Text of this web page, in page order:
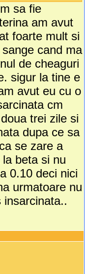
sa fie
am avut
foarte mult si
cand ma
de cheaguri
sigur la tine e
avut eu cu o
cm
trei zile si
dupa ce sa
se zare a
beta si nu
0.10 deci nici
urmatoare nu